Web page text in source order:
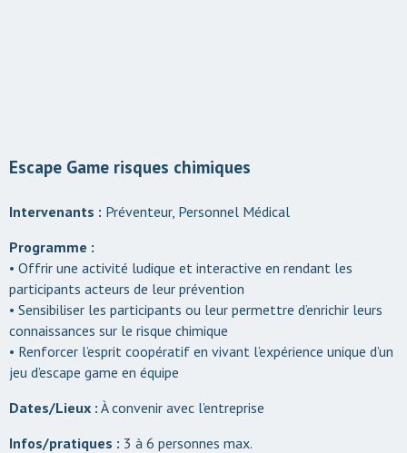
Escape Game risques chimiques
Intervenants : Préventeur, Personnel Médical
Programme :
• Offrir une activité ludique et interactive en rendant les
participants acteurs de leur prévention
• Sensibiliser les participants ou leur permettre d’enrichir leurs
connaissances sur le risque chimique
• Renforcer l’esprit coopératif en vivant l’expérience unique d’un
jeu d’escape game en équipe
Dates/Lieux : À convenir avec l’entreprise
Infos/pratiques : 3 à 6 personnes max.